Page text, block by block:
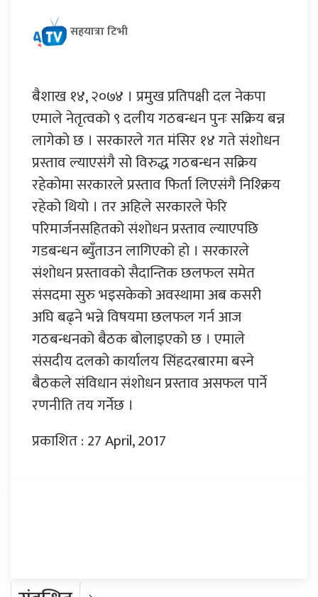
सहयात्रा टिभी
बैशाख १४, २०७४ । प्रमुख प्रतिपक्षी दल नेकपा
एमाले नेतृत्वको ९ दलीय गठबन्धन पुनः सक्रिय बन्न
लागेको छ । सरकारले गत मंसिर १४ गते संशोधन
प्रस्ताव ल्याएसंगै सो विरुद्ध गठबन्धन सक्रिय
रहेकोमा सरकारले प्रस्ताव फिर्ता लिएसंगै निश्क्रिय
रहेको थियो । तर अहिले सरकारले फेरि
परिमार्जनसहितको संशोधन प्रस्ताव ल्याएपछि
गडबन्धन ब्युँताउन लागिएको हो । सरकारले
संशोधन प्रस्तावको सैदान्तिक छलफल समेत
संसदमा सुरु भइसकेको अवस्थामा अब कसरी
अघि बढ्ने भन्ने विषयमा छलफल गर्न आज
गठबन्धनको बैठक बोलाइएको छ । एमाले
संसदीय दलको कार्यालय सिंहदरबारमा बस्ने
बैठकले संविधान संशोधन प्रस्ताव असफल पार्ने
रणनीति तय गर्नेछ ।
प्रकाशित : 27 April, 2017